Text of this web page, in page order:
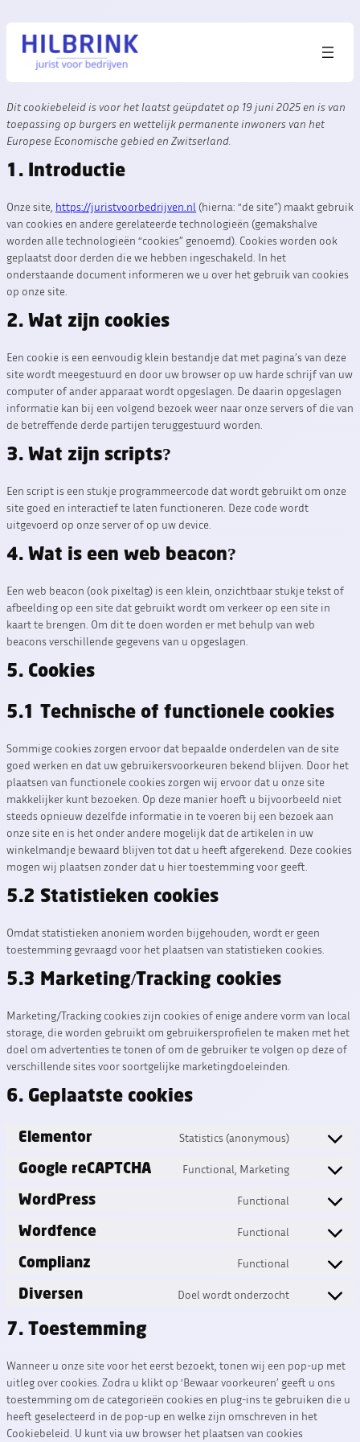
Dit cookiebeleid is voor het laatst geüpdatet op 19 juni 2025 en is van
toepassing op burgers en wettelijk permanente inwoners van het
Europese Economische gebied en Zwitserland.
1. Introductie
Onze site, https://juristvoorbedrijven.nl (hierna: “de site”) maakt gebruik
van cookies en andere gerelateerde technologieën (gemakshalve
worden alle technologieën “cookies” genoemd). Cookies worden ook
geplaatst door derden die we hebben ingeschakeld. In het
onderstaande document informeren we u over het gebruik van cookies
op onze site.
2. Wat zijn cookies
Een cookie is een eenvoudig klein bestandje dat met pagina’s van deze
site wordt meegestuurd en door uw browser op uw harde schrijf van uw
computer of ander apparaat wordt opgeslagen. De daarin opgeslagen
informatie kan bij een volgend bezoek weer naar onze servers of die van
de betreffende derde partijen teruggestuurd worden.
3. Wat zijn scripts?
Een script is een stukje programmeercode dat wordt gebruikt om onze
site goed en interactief te laten functioneren. Deze code wordt
uitgevoerd op onze server of op uw device.
4. Wat is een web beacon?
Een web beacon (ook pixeltag) is een klein, onzichtbaar stukje tekst of
afbeelding op een site dat gebruikt wordt om verkeer op een site in
kaart te brengen. Om dit te doen worden er met behulp van web
beacons verschillende gegevens van u opgeslagen.
5. Cookies
5.1 Technische of functionele cookies
Sommige cookies zorgen ervoor dat bepaalde onderdelen van de site
goed werken en dat uw gebruikersvoorkeuren bekend blijven. Door het
plaatsen van functionele cookies zorgen wij ervoor dat u onze site
makkelijker kunt bezoeken. Op deze manier hoeft u bijvoorbeeld niet
steeds opnieuw dezelfde informatie in te voeren bij een bezoek aan
onze site en is het onder andere mogelijk dat de artikelen in uw
winkelmandje bewaard blijven tot dat u heeft afgerekend. Deze cookies
mogen wij plaatsen zonder dat u hier toestemming voor geeft.
5.2 Statistieken cookies
Omdat statistieken anoniem worden bijgehouden, wordt er geen
toestemming gevraagd voor het plaatsen van statistieken cookies.
5.3 Marketing/Tracking cookies
Marketing/Tracking cookies zijn cookies of enige andere vorm van local
storage, die worden gebruikt om gebruikersprofielen te maken met het
doel om advertenties te tonen of om de gebruiker te volgen op deze of
verschillende sites voor soortgelijke marketingdoeleinden.
6. Geplaatste cookies
Elementor Statistics (anonymous)
Consent
elementor
Google reCAPTCHA Functional, Marketing
Consent
google-
WordPress Functional
Consent
wordpress
Wordfence Functional
Consent
wordfence
Complianz Functional
Consent
Diversen Doel wordt onderzocht
Consent
7. Toestemming
Wanneer u onze site voor het eerst bezoekt, tonen wij een pop-up met
uitleg over cookies. Zodra u klikt op ‘Bewaar voorkeuren’ geeft u ons
toestemming om de categorieën cookies en plug-ins te gebruiken die u
heeft geselecteerd in de pop-up en welke zijn omschreven in het
Cookiebeleid. U kunt via uw browser het plaatsen van cookies